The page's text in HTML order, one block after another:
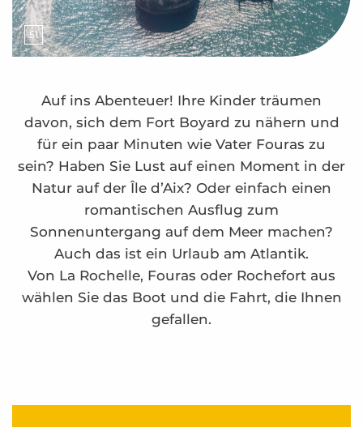
Treffpunkt
Ihr Aufenthalt - DE
Alle Kreuzfahrten – DE
51
Auf ins Abenteuer! Ihre Kinder träumen
davon, sich dem Fort Boyard zu nähern und
für ein paar Minuten wie Vater Fouras zu
sein? Haben Sie Lust auf einen Moment in der
Natur auf der Île d’Aix? Oder einfach einen
romantischen Ausflug zum
Sonnenuntergang auf dem Meer machen?
Auch das ist ein Urlaub am Atlantik.
Von La Rochelle, Fouras oder Rochefort aus
wählen Sie das Boot und die Fahrt, die Ihnen
gefallen.
Katamaranfahrt nach Fort Boyard - Compagnie